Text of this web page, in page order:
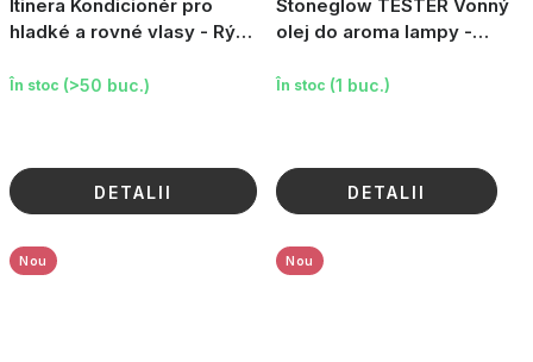
Itinera Kondicionér pro
hladké a rovné vlasy - Rýže
În stoc (>50 buc.)
DETALII
Stoneglow TESTER Vonný
olej do aroma lampy -
În stoc (1 buc.)
DETALII
Nou Nou